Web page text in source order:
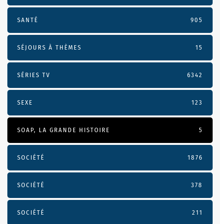
SANTÉ 905
SÉJOURS À THÈMES 15
SÉRIES TV 6342
SEXE 123
SOAP, LA GRANDE HISTOIRE 5
SOCIÉTÉ 1876
SOCIÉTÉ 378
SOCIÉTÉ 211